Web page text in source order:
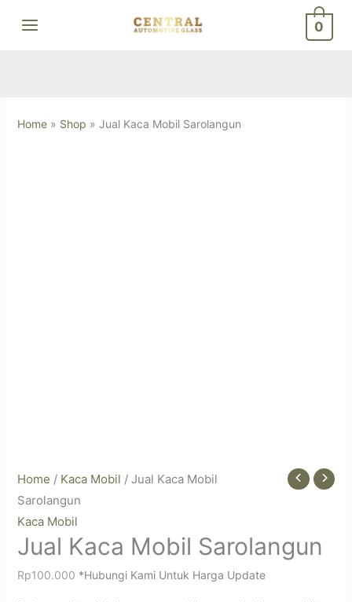
0
Home» Shop » Jual Kaca Mobil Sarolangun
Home / Kaca Mobil / Jual Kaca Mobil
Sarolangun
Kaca Mobil
Jual Kaca Mobil Sarolangun
Rp100.000 *Hubungi Kami Untuk Harga Update